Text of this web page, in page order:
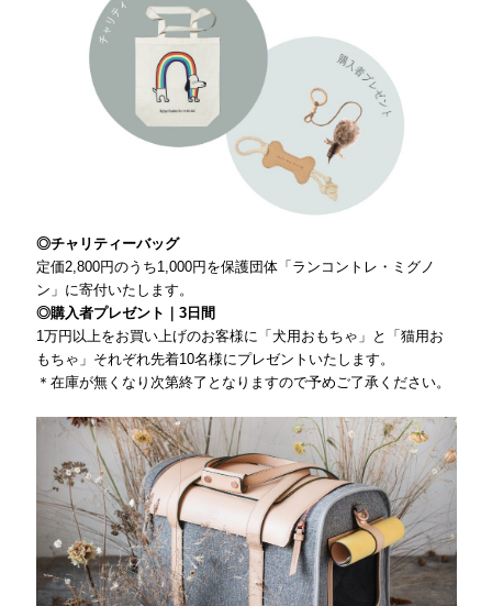
◎チャリティーバッグ
定価2,800円のうち1,000円を保護団体「ランコントレ・ミグノ
ン」に寄付いたします。
◎購入者プレゼント｜3日間
1万円以上をお買い上げのお客様に「犬用おもちゃ」と「猫用お
もちゃ」それぞれ先着10名様にプレゼントいたします。
＊在庫が無くなり次第終了となりますので予めご了承ください。